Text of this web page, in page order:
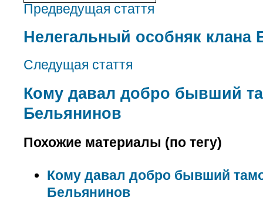
Предведущая стаття
Нелегальный особняк клана
Следущая стаття
Кому давал добро бывший
Бельянинов
Похожие материалы (по тегу)
Кому давал добро бывший
Бельянинов